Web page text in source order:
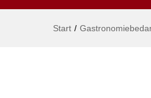
Start /